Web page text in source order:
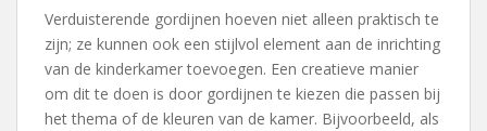
Verduisterende gordijnen hoeven niet alleen praktisch te
zijn; ze kunnen ook een stijlvol element aan de inrichting
van de kinderkamer toevoegen. Een creatieve manier
om dit te doen is door gordijnen te kiezen die passen bij
het thema of de kleuren van de kamer. Bijvoorbeeld, als